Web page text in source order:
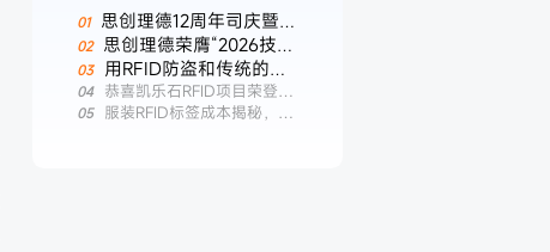
思创理德12周年司庆暨春
季团建圆满举行
思创理德荣膺“2026技术
先锋年度推见”
用RFID防盗和传统的防
盗扣有什么区别？——服装
行业智能防盗新选择
恭喜凯乐石RFID项目荣登
“2025物联之星·数智中国标杆案
服装RFID标签成本揭秘，一